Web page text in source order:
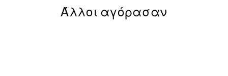
Άλλοι αγόρασαν